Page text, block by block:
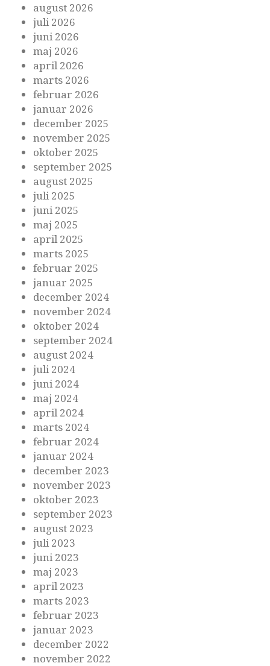
august 2026
juli 2026
juni 2026
maj 2026
april 2026
marts 2026
februar 2026
januar 2026
december 2025
november 2025
oktober 2025
september 2025
august 2025
juli 2025
juni 2025
maj 2025
april 2025
marts 2025
februar 2025
januar 2025
december 2024
november 2024
oktober 2024
september 2024
august 2024
juli 2024
juni 2024
maj 2024
april 2024
marts 2024
februar 2024
januar 2024
december 2023
november 2023
oktober 2023
september 2023
august 2023
juli 2023
juni 2023
maj 2023
april 2023
marts 2023
februar 2023
januar 2023
december 2022
november 2022